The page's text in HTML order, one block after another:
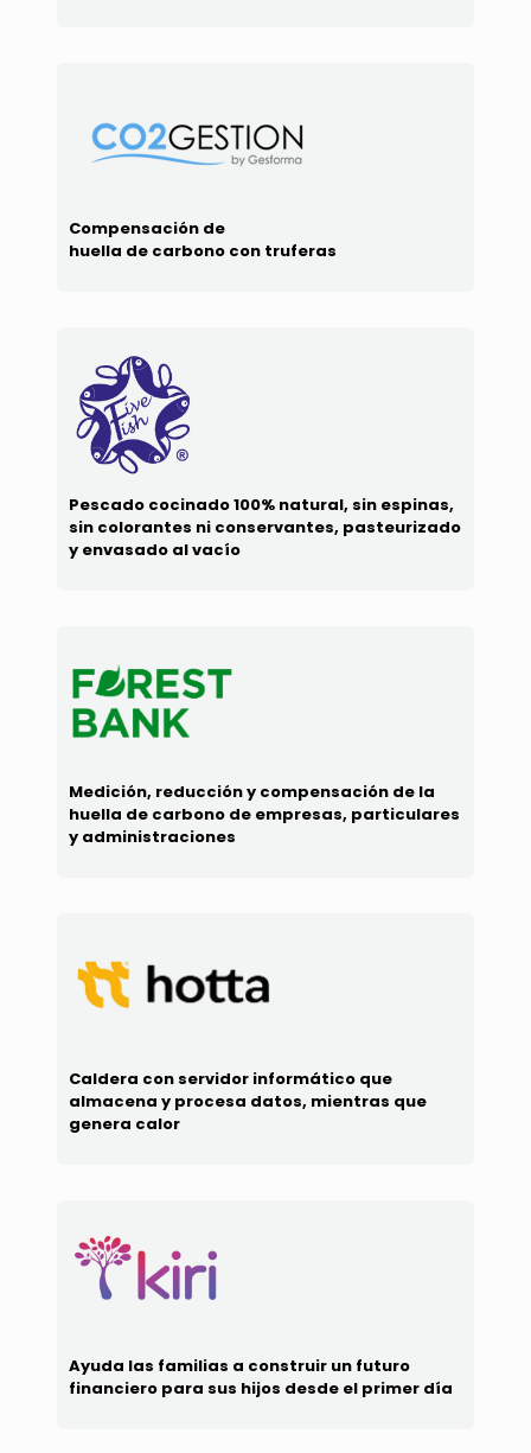
Compensación de
huella de carbono con truferas
Pescado cocinado 100% natural, sin espinas,
sin colorantes ni conservantes, pasteurizado
y envasado al vacío
Medición, reducción y compensación de la
huella de carbono de empresas, particulares
y administraciones
Caldera con servidor informático que
almacena y procesa datos, mientras que
genera calor
Ayuda las familias a construir un futuro
financiero para sus hijos desde el primer día